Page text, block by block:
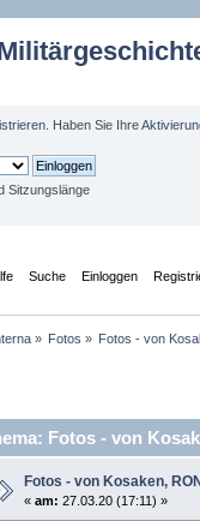
. Haben Sie Ihre
Sitzungslänge
Suche Einloggen
» Fotos » Fotos - von
Fotos - von
Fotos - von Kosaken,
« am: 27.03.20 (17:11) »